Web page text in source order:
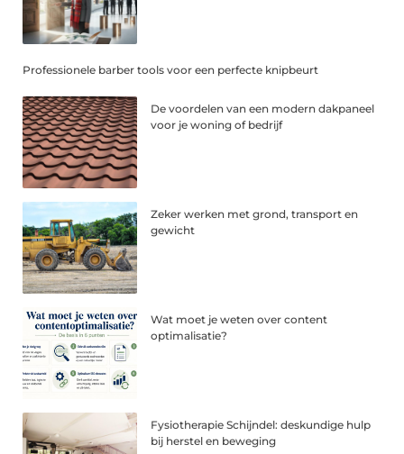
Professionele barber tools voor een perfecte knipbeurt
De voordelen van een modern dakpaneel
voor je woning of bedrijf
Zeker werken met grond, transport en
gewicht
Wat moet je weten over content
optimalisatie?
Fysiotherapie Schijndel: deskundige hulp
bij herstel en beweging